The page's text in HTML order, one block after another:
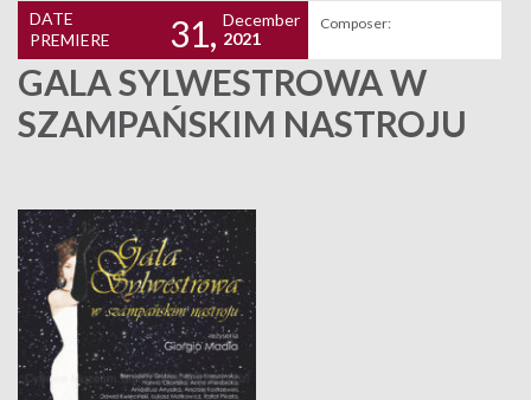
DATE
PREMIERE
31, December
2021
Composer:
GALA SYLWESTROWA W
SZAMPAŃSKIM NASTROJU